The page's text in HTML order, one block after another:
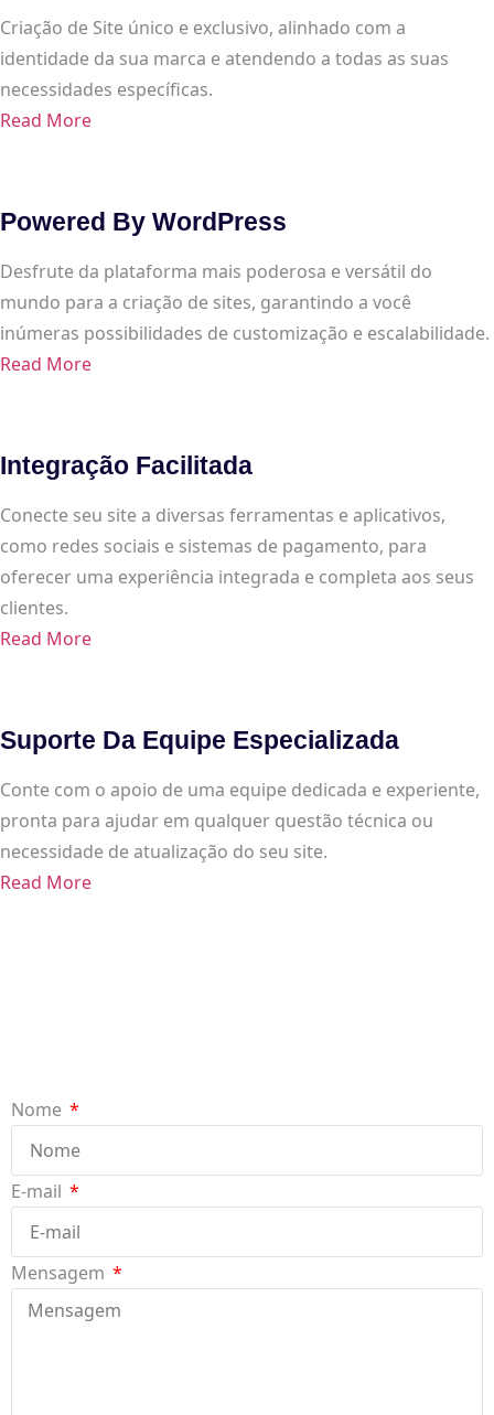
Criação de Site único e exclusivo, alinhado com a
identidade da sua marca e atendendo a todas as suas
necessidades específicas.
Read More
Powered By WordPress
Desfrute da plataforma mais poderosa e versátil do
mundo para a criação de sites, garantindo a você
inúmeras possibilidades de customização e escalabilidade.
Read More
Integração Facilitada
Conecte seu site a diversas ferramentas e aplicativos,
como redes sociais e sistemas de pagamento, para
oferecer uma experiência integrada e completa aos seus
clientes.
Read More
Suporte Da Equipe Especializada
Conte com o apoio de uma equipe dedicada e experiente,
pronta para ajudar em qualquer questão técnica ou
necessidade de atualização do seu site.
Read More
Nome
E-mail
Mensagem